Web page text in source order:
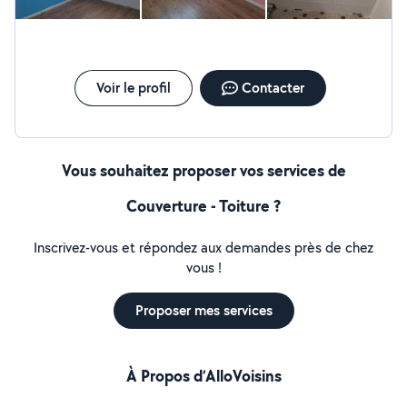
Voir le profil Contacter
Vous souhaitez proposer vos services de
Couverture - Toiture ?
Inscrivez-vous et répondez aux demandes près de chez
vous !
Proposer mes services
À Propos d’AlloVoisins